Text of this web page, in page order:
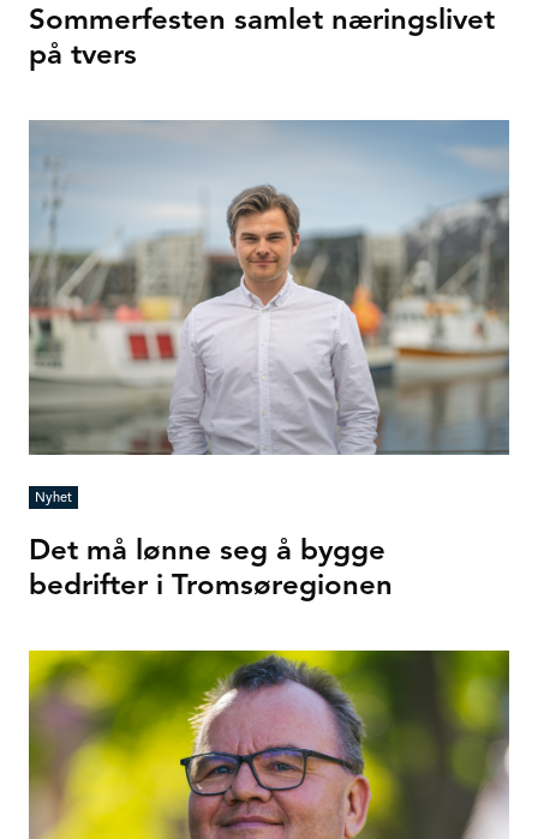
Sommerfesten samlet næringslivet
på tvers
Nyhet
Det må lønne seg å bygge
bedrifter i Tromsøregionen